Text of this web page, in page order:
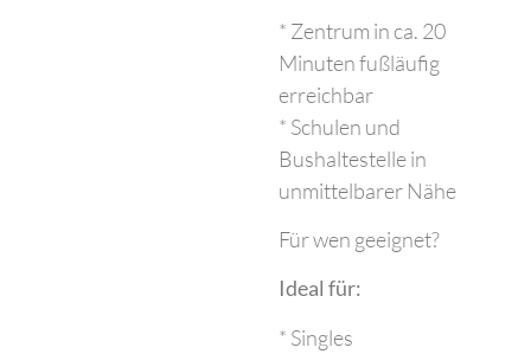
* Zentrum in ca. 20
Minuten fußläufig
erreichbar
* Schulen und
Bushaltestelle in
unmittelbarer Nähe
Für wen geeignet?
Ideal für:
* Singles